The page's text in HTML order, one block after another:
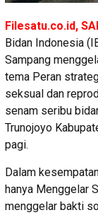
Filesatu.co.id,
Bidan Indonesia
Sampang
tema Peran
seksual dan
senam seribu
Trunojoyo
pagi.
Dalam
hanya Menggelar
menggelar bakti